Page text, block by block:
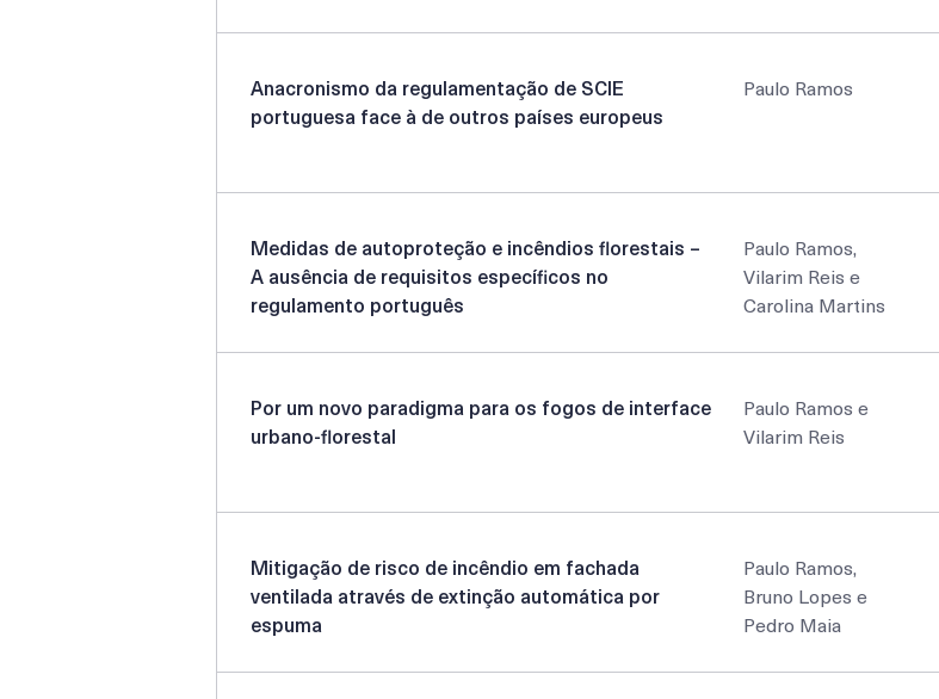
Anacronismo da regulamentação de SCIE
portuguesa face à de outros países europeus
Paulo Ramos
Medidas de autoproteção e incêndios florestais –
A ausência de requisitos específicos no
regulamento português
Paulo Ramos,
Vilarim Reis e
Carolina Martins
Por um novo paradigma para os fogos de interface
urbano-florestal
Paulo Ramos e
Vilarim Reis
Mitigação de risco de incêndio em fachada
ventilada através de extinção automática por
espuma
Paulo Ramos,
Bruno Lopes e
Pedro Maia